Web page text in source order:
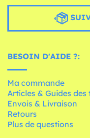
BESOIN D'AIDE ?:
Ma commande
Articles & Guides des
Envois & Livraison
Retours
Plus de questions